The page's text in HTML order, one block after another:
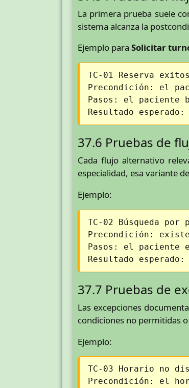
La primera prueba suele
sistema alcanza la
Ejemplo para Solicitar
TC-01 Reserva
Precondición: el
Pasos: el paciente
Resultado
37.6 Pruebas de
Cada flujo alternativo
especialidad, esa variante
Ejemplo:
TC-02 Búsqueda por
Precondición:
Pasos: el paciente
Resultado
37.7 Pruebas de
Las excepciones
condiciones no permitidas
Ejemplo:
TC-03 Horario no
Precondición: el